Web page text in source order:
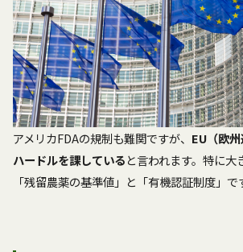
アメリカFDAの規制も難関ですが、 EU（欧
ハードルを課していると言われます。特に
「残留農薬の基準値」と「有機認証制度」で